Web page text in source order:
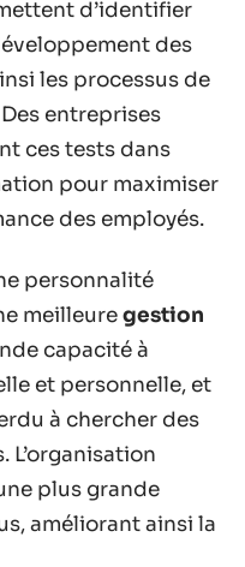
d’identifier
des
les processus de
Des entreprises
ces tests dans
pour maximiser
des employés.
personnalité
meilleuregestion
capacité à
et personnelle, et
à chercher des
plus grande
améliorant ainsi la